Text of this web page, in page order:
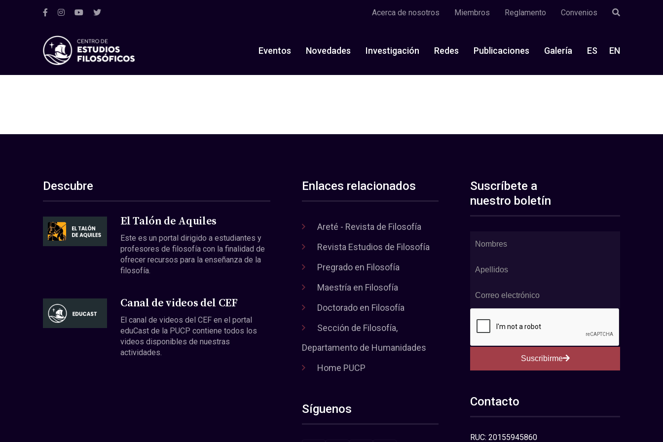
Acerca de nosotros Miembros Reglamento Convenios
Eventos Novedades Investigación Redes Publicaciones Galería ES EN
Descubre
El Talón de Aquiles
Este es un portal dirigido a estudiantes y
profesores de filosofía con la finalidad de
ofrecer recursos para la enseñanza de la
filosofía.
Canal de videos del CEF
El canal de videos del CEF en el portal
eduCast de la PUCP contiene todos los
videos disponibles de nuestras
actividades.
Enlaces relacionados
Areté - Revista de Filosofía
Revista Estudios de Filosofía
Pregrado en Filosofía
Maestría en Filosofía
Doctorado en Filosofía
Sección de Filosofía,
Departamento de Humanidades
Home PUCP
Síguenos
Suscríbete a
nuestro boletín
Suscribirme
Contacto
RUC: 20155945860